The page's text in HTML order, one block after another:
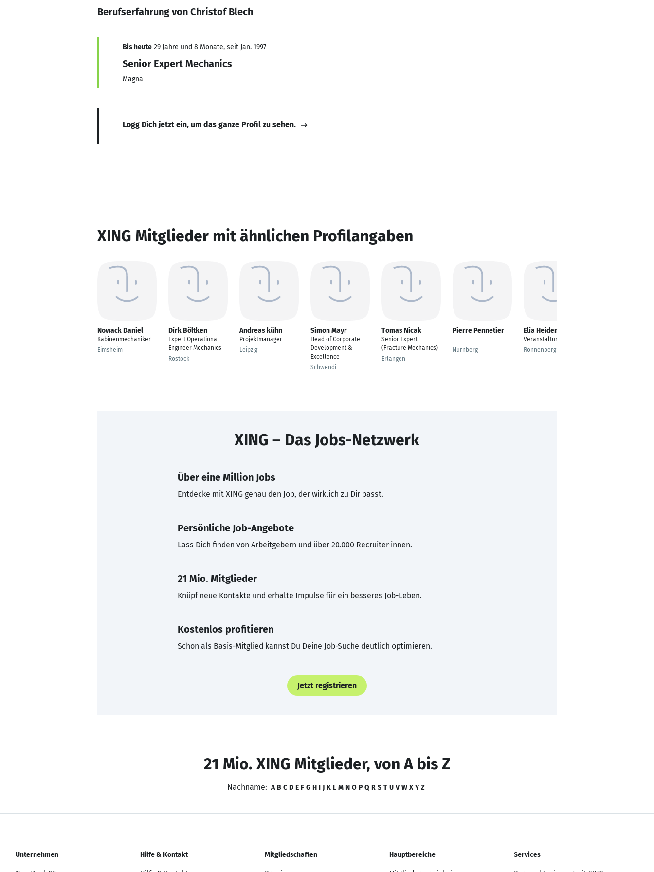
Berufserfahrung von Christof Blech
Bis heute 29 Jahre und 8 Monate, seit Jan. 1997
Senior Expert Mechanics
Magna
Logg Dich jetzt ein, um das ganze Profil zu sehen.
XING Mitglieder mit ähnlichen Profilangaben
Nowack Daniel
Kabinenmechaniker
Eimsheim
Dirk Böltken
Expert Operational
Engineer Mechanics
Rostock
Andreas kühn
Projektmanager
Leipzig
Simon Mayr
Head of Corporate
Development &
Excellence
Schwendi
Tomas Nicak
Senior Expert
(Fracture Mechanics)
Erlangen
Pierre Pennetier
---
Nürnberg
Elia Heidemann
Veranstaltungsleitung
Ronnenberg
XING – Das Jobs-Netzwerk
Über eine Million Jobs
Entdecke mit XING genau den Job, der wirklich zu Dir passt.
Persönliche Job-Angebote
Lass Dich finden von Arbeitgebern und über 20.000 Recruiter·innen.
21 Mio. Mitglieder
Knüpf neue Kontakte und erhalte Impulse für ein besseres Job-Leben.
Kostenlos profitieren
Schon als Basis-Mitglied kannst Du Deine Job-Suche deutlich optimieren.
Jetzt registrieren
21 Mio. XING Mitglieder, von A bis Z
Nachname: A B C D E F G H I J K L M N O P Q R S T U V W X Y Z
Unternehmen Hilfe & Kontakt Mitgliedschaften Hauptbereiche Services